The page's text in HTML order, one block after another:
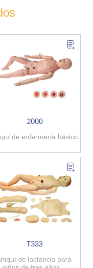
2000
de enfermería básico
T333
de lactancia para